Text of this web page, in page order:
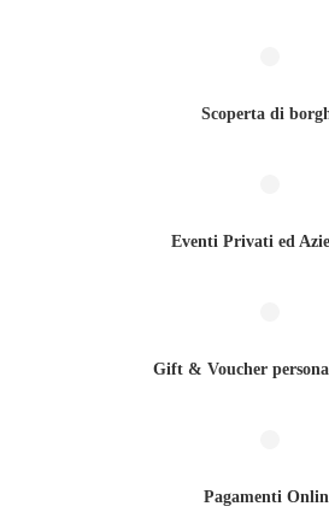
Scoperta di
Eventi Privati ed
Gift & Voucher
Pagamenti